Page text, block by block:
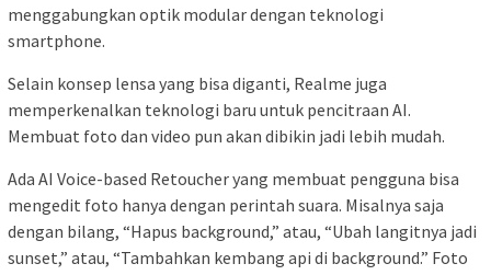
menggabungkan optik modular dengan teknologi
smartphone.
Selain konsep lensa yang bisa diganti, Realme juga
memperkenalkan teknologi baru untuk pencitraan AI.
Membuat foto dan video pun akan dibikin jadi lebih mudah.
Ada AI Voice-based Retoucher yang membuat pengguna bisa
mengedit foto hanya dengan perintah suara. Misalnya saja
dengan bilang, “Hapus background,” atau, “Ubah langitnya jadi
sunset,” atau, “Tambahkan kembang api di background.” Foto